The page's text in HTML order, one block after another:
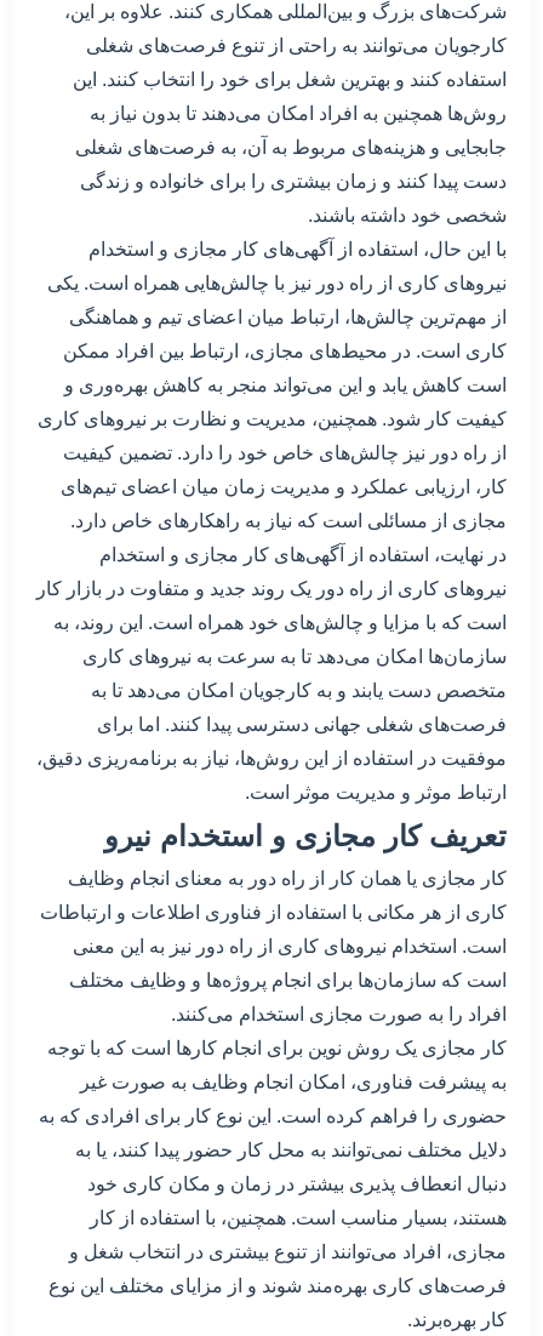
شرکت‌های بزرگ و بین‌المللی همکاری کنند. علاوه بر این،
کارجویان می‌توانند به راحتی از تنوع فرصت‌های شغلی
استفاده کنند و بهترین شغل برای خود را انتخاب کنند. این
روش‌ها همچنین به افراد امکان می‌دهند تا بدون نیاز به
جابجایی و هزینه‌های مربوط به آن، به فرصت‌های شغلی
دست پیدا کنند و زمان بیشتری را برای خانواده و زندگی
شخصی خود داشته باشند.
با این حال، استفاده از آگهی‌های کار مجازی و استخدام
نیروهای کاری از راه دور نیز با چالش‌هایی همراه است. یکی
از مهم‌ترین چالش‌ها، ارتباط میان اعضای تیم و هماهنگی
کاری است. در محیط‌های مجازی، ارتباط بین افراد ممکن
است کاهش یابد و این می‌تواند منجر به کاهش بهره‌وری و
کیفیت کار شود. همچنین، مدیریت و نظارت بر نیروهای کاری
از راه دور نیز چالش‌های خاص خود را دارد. تضمین کیفیت
کار، ارزیابی عملکرد و مدیریت زمان میان اعضای تیم‌های
مجازی از مسائلی است که نیاز به راهکارهای خاص دارد.
در نهایت، استفاده از آگهی‌های کار مجازی و استخدام
نیروهای کاری از راه دور یک روند جدید و متفاوت در بازار کار
است که با مزایا و چالش‌های خود همراه است. این روند، به
سازمان‌ها امکان می‌دهد تا به سرعت به نیروهای کاری
متخصص دست یابند و به کارجویان امکان می‌دهد تا به
فرصت‌های شغلی جهانی دسترسی پیدا کنند. اما برای
موفقیت در استفاده از این روش‌ها، نیاز به برنامه‌ریزی دقیق،
ارتباط موثر و مدیریت موثر است.
تعریف کار مجازی و استخدام نیرو
کار مجازی یا همان کار از راه دور به معنای انجام وظایف
کاری از هر مکانی با استفاده از فناوری اطلاعات و ارتباطات
است. استخدام نیروهای کاری از راه دور نیز به این معنی
است که سازمان‌ها برای انجام پروژه‌ها و وظایف مختلف
افراد را به صورت مجازی استخدام می‌کنند.
کار مجازی یک روش نوین برای انجام کارها است که با توجه
به پیشرفت فناوری، امکان انجام وظایف به صورت غیر
حضوری را فراهم کرده است. این نوع کار برای افرادی که به
دلایل مختلف نمی‌توانند به محل کار حضور پیدا کنند، یا به
دنبال انعطاف پذیری بیشتر در زمان و مکان کاری خود
هستند، بسیار مناسب است. همچنین، با استفاده از کار
مجازی، افراد می‌توانند از تنوع بیشتری در انتخاب شغل و
فرصت‌های کاری بهره‌مند شوند و از مزایای مختلف این نوع
کار بهره‌برند.